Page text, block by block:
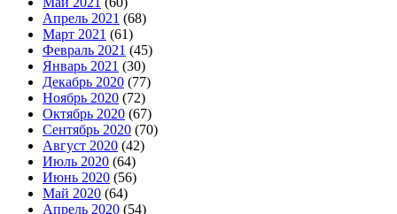
Апрель 2021 (68)
Март 2021 (61)
Февраль 2021 (45)
Январь 2021 (30)
Декабрь 2020 (77)
Ноябрь 2020 (72)
Октябрь 2020 (67)
Сентябрь 2020 (70)
Август 2020 (42)
Июль 2020 (64)
Июнь 2020 (56)
Май 2020 (64)
Апрель 2020 (54)